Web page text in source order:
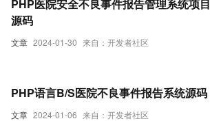
文章 2024-01-30 来自：开发者社区
PHP医院安全不良事件报告管理系统项目
源码
文章 2024-01-06 来自：开发者社区
PHP语言B/S医院不良事件报告系统源码